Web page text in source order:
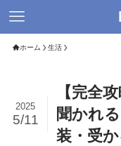
ホーム 生活
【完全
聞かれ
装・受
2025
5/11